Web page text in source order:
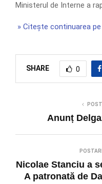
Ministerul de Interne a
» Citește continuarea
SHARE 0
Anunț
Nicolae Stanciu a
A patronată de